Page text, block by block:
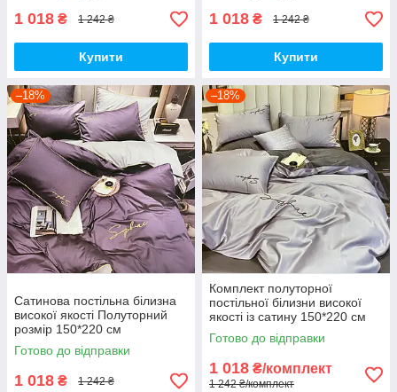
1 018 ₴ 1 242 ₴
Купити
1 018 ₴ 1 242 ₴
Купити
–18%
Сатинова постільна білизна
високої якості Полуторний
розмір 150*220 см
Готово до відправки
1 018 ₴ 1 242 ₴
–18%
Комплект полуторної
постільної білизни високої
якості із сатину 150*220 см
Півтораспальний розмір
Готово до відправки
1 018 ₴/комплект
1 242 ₴/комплект